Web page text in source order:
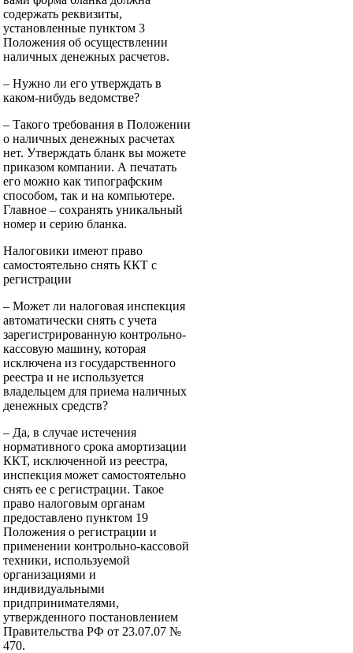
содержать реквизиты,
установленные пунктом 3
Положения об осуществлении
наличных денежных расчетов.
– Нужно ли его утверждать в
каком-нибудь ведомстве?
– Такого требования в Поло­жении
о наличных денежных расчетах
нет. Утверждать бланк вы можете
приказом компании. А печатать
его можно как типографским
способом, так и на компьютере.
Главное – сохранять уникальный
номер и серию бланка.
Налоговики имеют право
самостоятельно снять ККТ с
регистрации
– Может ли налоговая инспекция
автоматически снять с учета
зарегистрированную контрольно-
кассовую машину, которая
исключена из государственного
реестра и не используется
владельцем для приема наличных
денежных средств?
– Да, в случае истечения
нормативного срока амортизации
ККТ, исключенной из реестра,
инспекция может самостоятельно
снять ее с регистрации. Такое
право налоговым органам
предоставлено пунктом 19
Положения о регистрации и
применении контрольно-кассовой
техники, используемой
организациями и
индивидуальными
придпринимателями,
утвержденного постановлением
Правительства РФ от 23.07.07 №
470.